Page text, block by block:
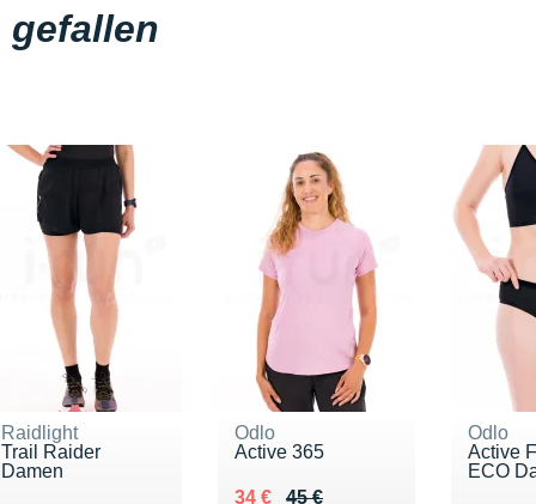
gefallen
Raidlight
Trail Raider
Damen
Odlo
Active 365
45 €
Au lieu de 45 €
34 €
Vendu 34 €
Odlo
Active
ECO